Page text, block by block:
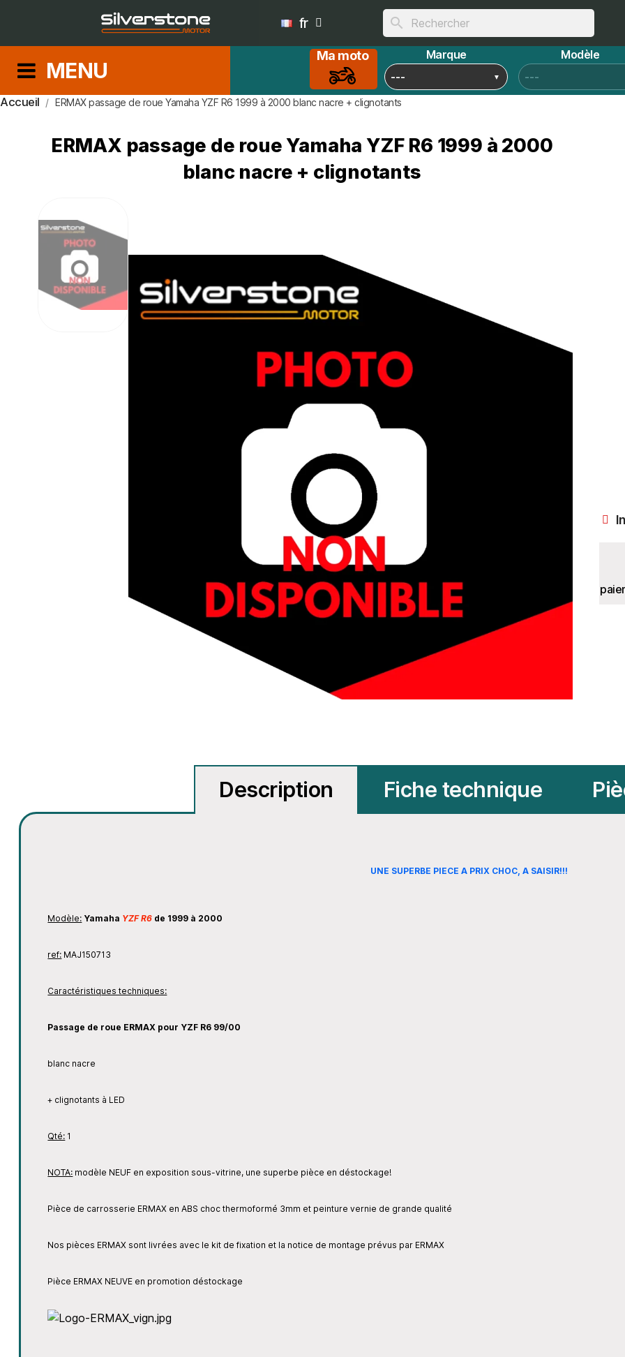
fr search
MENU
Ma moto Marque Modèle
Accueil ERMAX passage de roue Yamaha YZF R6 1999 à 2000 blanc nacre + clignotants
ERMAX passage de roue Yamaha YZF R6 1999 à 2000
blanc nacre + clignotants
Description Fiche technique
UNE SUPERBE PIECE A PRIX CHOC, A SAISIR!!!
Modèle: Yamaha YZF R6 de 1999 à 2000
ref: MAJ150713
Caractéristiques techniques:
Passage de roue ERMAX pour YZF R6 99/00
blanc nacre
+ clignotants à LED
Qté: 1
NOTA: modèle NEUF en exposition sous-vitrine, une superbe pièce en déstockage!
Pièce de carrosserie ERMAX en ABS choc thermoformé 3mm et peinture vernie de grande qualité
Nos pièces ERMAX sont livrées avec le kit de fixation et la notice de montage prévus par ERMAX
Pièce ERMAX NEUVE en promotion déstockage